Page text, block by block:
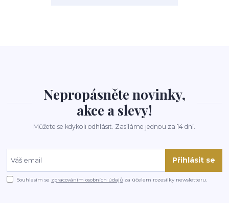
Nepropásněte novinky,
akce a slevy!
Můžete se kdykoli odhlásit. Zasíláme jednou za 14 dní.
Přihlásit se
Souhlasím se zpracováním osobních údajů za účelem rozesílky newsletteru.